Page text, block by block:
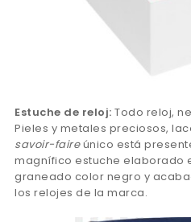
Estuche de reloj: Todo reloj,
Pieles y metales preciosos,
savoir-faireúnico está
magnífico estuche elaborado
graneado color negro y
los relojes de la marca.